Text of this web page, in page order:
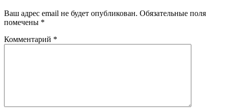
Ваш адрес email не будет опубликован. Обязательные поля
помечены *
Комментарий *